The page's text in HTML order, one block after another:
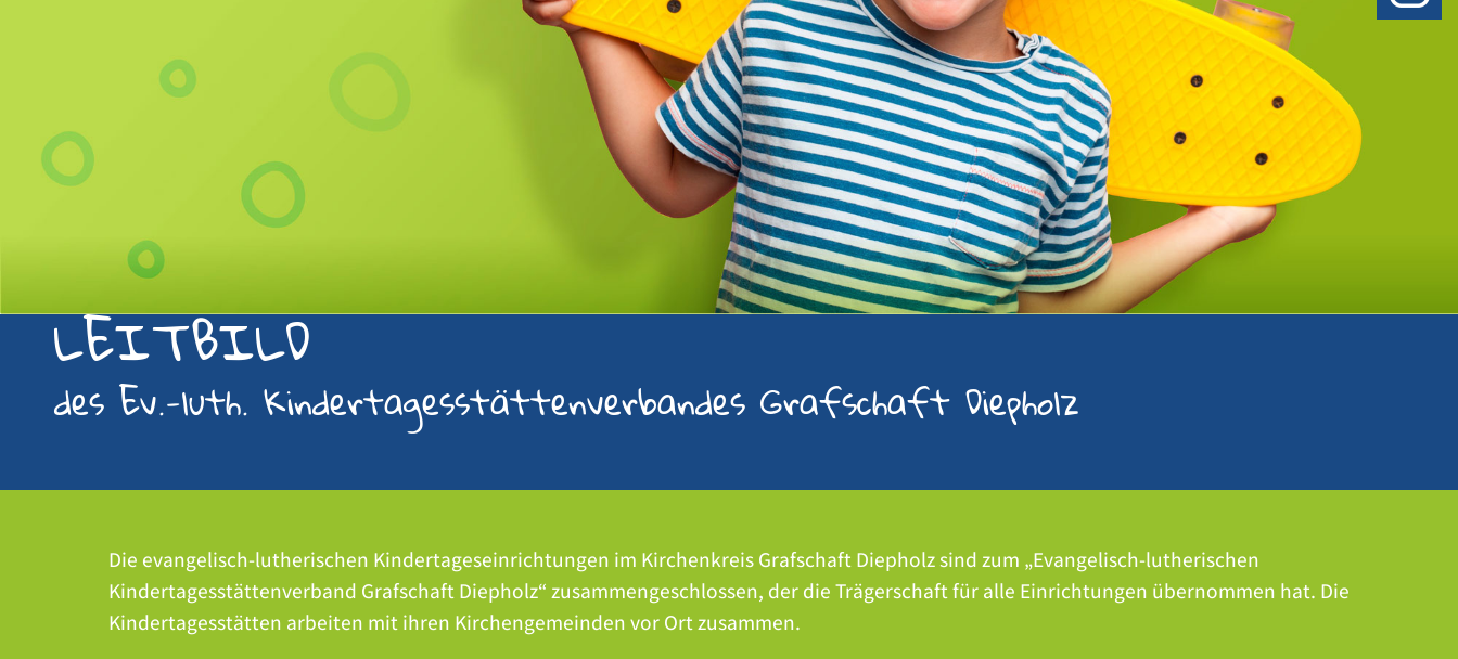
LEITBILD
des Ev.-luth. Kindertagesstätten­verbandes Grafschaft Diepholz
Die evangelisch-lutherischen Kindertageseinrichtungen im Kirchenkreis Grafschaft Diepholz sind zum „Evangelisch-lutherischen
Kindertagesstättenverband Grafschaft Diepholz“ zusammengeschlossen, der die Trägerschaft für alle Einrichtungen übernommen hat. Die
Kindertagesstätten arbeiten mit ihren Kirchengemeinden vor Ort zusammen.